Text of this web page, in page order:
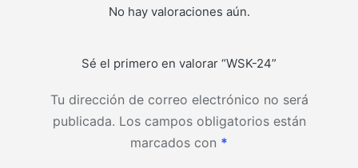
No hay valoraciones aún.
Sé el primero en valorar “WSK-24”
Tu dirección de correo electrónico no será
publicada. Los campos obligatorios están
marcados con *